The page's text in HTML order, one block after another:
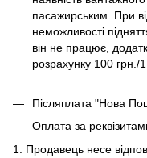
пасажирським. При
неможливості
він не працює,
розрахунку 100 грн./
Післяплата "Нова
Оплата за
1. Продавець несе